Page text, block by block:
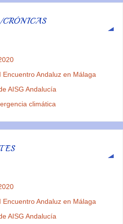
Andaluz en Málaga
AISG Andalucía
climática
Encuentro Andaluz en Málaga
AISG Andalucía